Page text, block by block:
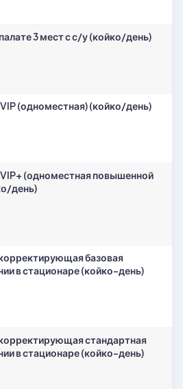
3 мест с с/у (койко/день)
(одноместная) (койко/день)
(одноместная повышенной
день)
базовая
в стационаре (койко-день)
стандартная
в стационаре (койко-день)